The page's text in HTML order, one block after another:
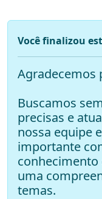
Você finalizou
Agradecemos
Buscamos
precisas e
nossa equipe
importante
uma
temas.